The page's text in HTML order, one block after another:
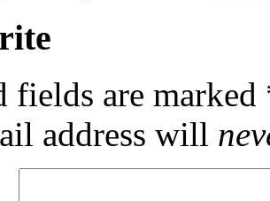
fields are marked
address will